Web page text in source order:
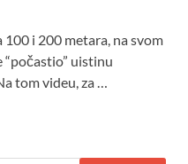
i 200 metara, na svom
uistinu
tom videu, za …